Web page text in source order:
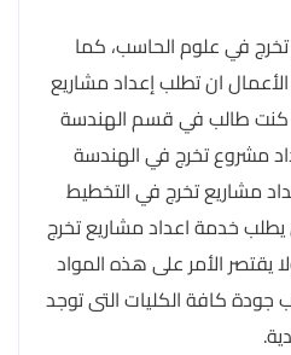
في علوم الحاسب، كما
ان تطلب إعداد مشاريع
كنت طالب في قسم الهندسة
مشروع تخرج في الهندسة
مشاريع تخرج في التخطيط
خدمة اعداد مشاريع تخرج
يقتصر الأمر على هذه المواد
كافة الكليات التى توجد